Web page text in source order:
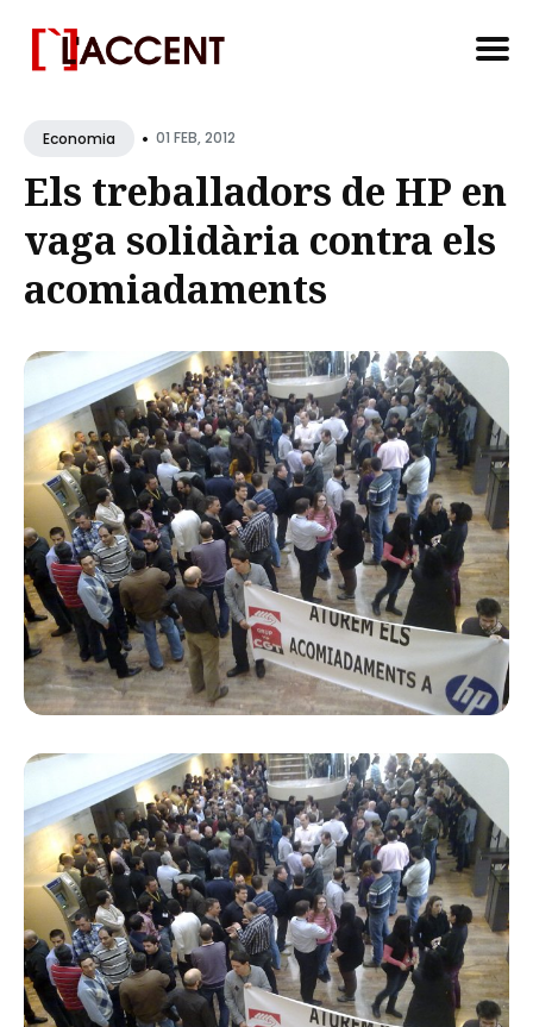
for
Blog
Economia • 01 FEB, 2012
Els treballadors de HP en
vaga solidària contra els
acomiadaments